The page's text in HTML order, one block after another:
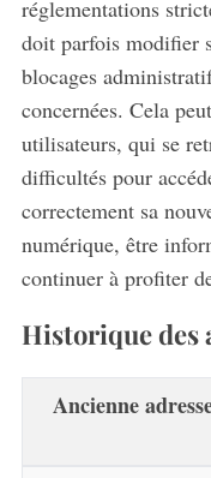
réglementations
doit parfois modifier
blocages
concernées. Cela
utilisateurs, qui se
difficultés pour
correctement sa
numérique, être
continuer à profiter
Historique des
Ancienne